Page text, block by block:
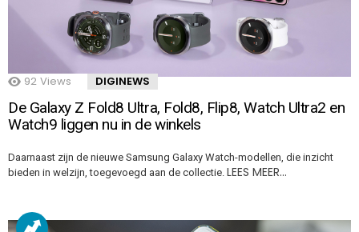
92 Views DIGINEWS
De Galaxy Z Fold8 Ultra, Fold8, Flip8, Watch Ultra2 en
Watch9 liggen nu in de winkels
Daarnaast zijn de nieuwe Samsung Galaxy Watch-modellen, die inzicht
bieden in welzijn, toegevoegd aan de collectie. LEES MEER…